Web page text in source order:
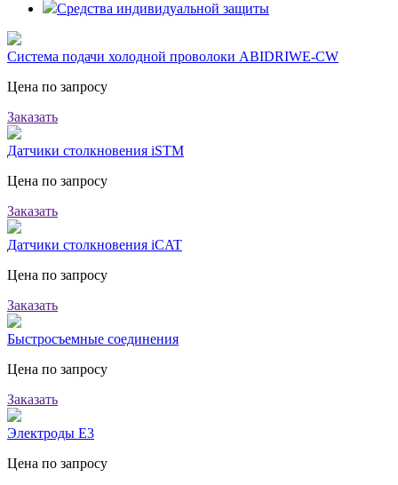
Средства индивидуальной защиты
Система подачи холодной проволоки ABIDRIWE-CW
Цена по запросу
Заказать
Датчики столкновения iSTM
Цена по запросу
Заказать
Датчики столкновения iCAT
Цена по запросу
Заказать
Быстросъемные соединения
Цена по запросу
Заказать
Электроды E3
Цена по запросу